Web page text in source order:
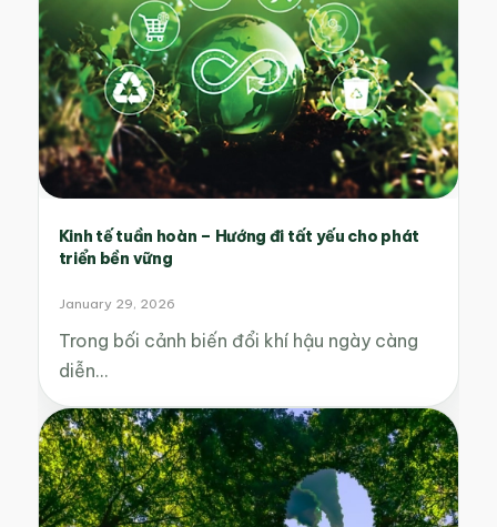
Kinh tế tuần hoàn – Hướng đi tất yếu cho phát
triển bền vững
January 29, 2026
Trong bối cảnh biến đổi khí hậu ngày càng
diễn…